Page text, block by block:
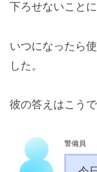
下ろせないこと
いつになったら
した。
彼の答えはこうで
警備員